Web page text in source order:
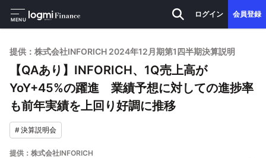
MENU
ログイン 会員登録
提供：株式会社INFORICH 2024年12月期第1四半期決算説明
【QAあり】INFORICH、1Q売上高が
YoY+45%の躍進 業績予想に対しての進捗率
も前年実績を上回り好調に推移
#決算説明会
提供：株式会社INFORICH